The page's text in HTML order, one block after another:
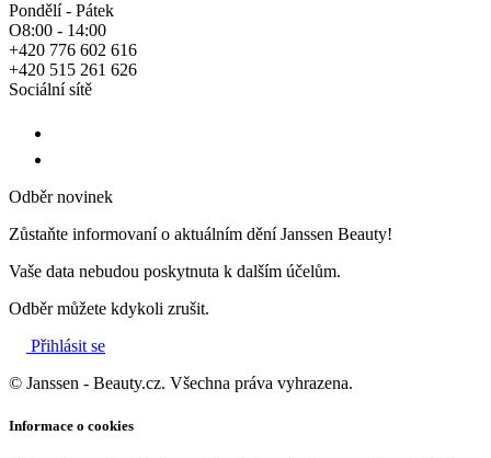
Pondělí - Pátek
O8:00 - 14:00
+420 776 602 616
+420 515 261 626
Sociální sítě
Odběr novinek
Zůstaňte informovaní o aktuálním dění Janssen Beauty!
Vaše data nebudou poskytnuta k dalším účelům.
Odběr můžete kdykoli zrušit.
Přihlásit se
© Janssen - Beauty.cz. Všechna práva vyhrazena.
Informace o cookies